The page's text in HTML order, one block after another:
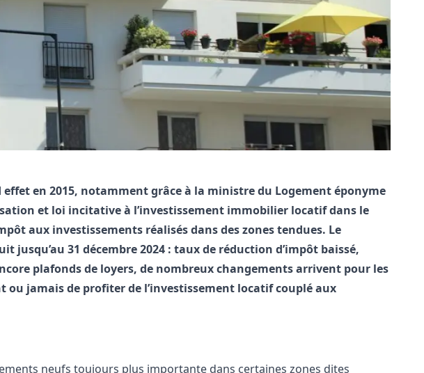
en 2015, notamment grâce à la ministre du Logement éponyme
et loi incitative à l’investissement immobilier locatif dans le
aux investissements réalisés dans des zones tendues. Le
jusqu’au 31 décembre 2024 : taux de réduction d’impôt baissé,
plafonds de loyers, de nombreux changements arrivent pour les
ou jamais de profiter de l’investissement locatif couplé aux
neufs toujours plus importante dans certaines zones dites